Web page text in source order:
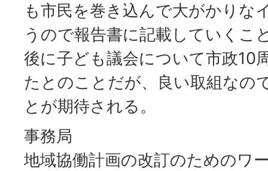
も市民を巻き込んで大がかりな
うので報告書に記載していくこ
後に子ども議会について市政10
たとのことだが、良い取組なの
とが期待される。
事務局
地域協働計画の改訂のためのワ